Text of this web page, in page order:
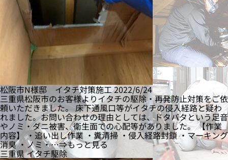
松阪市N様邸 イタチ対策施工2022/6/24
三重県松阪市のお客様よりイタチの駆除・再発防止対策をご依
頼いただきました。 床下通風口等がイタチの侵入経路と疑わ
れました。お問い合わせの理由としては、ドタバタという足音
やノミ・ダニ被害、衛生面での心配等がありました。 【作業
内容】 ・追い出し作業 ・糞清掃 ・侵入経路封鎖 ・マーキング
消臭 ・ノミ・…⇒もっと見る
三重県イタチ駆除